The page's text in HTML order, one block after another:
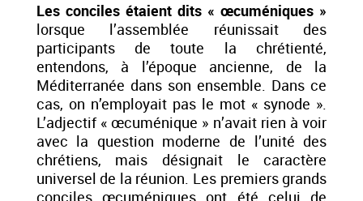
Les conciles étaient dits « œcuméniques »
lorsque l’assemblée réunissait des
participants de toute la chrétienté,
entendons, à l’époque ancienne, de la
Méditerranée dans son ensemble. Dans ce
cas, on n’employait pas le mot « synode ».
L’adjectif « œcuménique » n’avait rien à voir
avec la question moderne de l’unité des
chrétiens, mais désignait le caractère
universel de la réunion. Les premiers grands
conciles œcuméniques ont été celui de